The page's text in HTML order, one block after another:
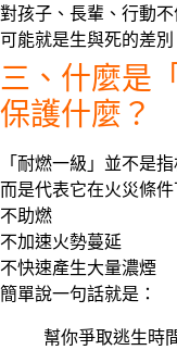
對孩子、長輩、行動不
可能就是生與死的差別
三、什麼是
保護什麼？
「耐燃一級」並不是
而是代表它在火災條件
不助燃
不加速火勢蔓延
不快速產生大量濃煙
簡單說一句話就是：
幫你爭取逃生時